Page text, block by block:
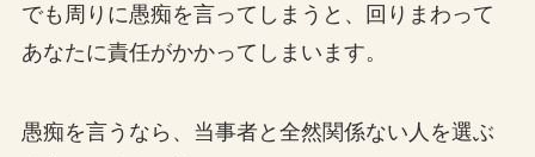
でも周りに愚痴を言ってしまうと、回りまわって
あなたに責任がかかってしまいます。
愚痴を言うなら、当事者と全然関係ない人を選ぶ